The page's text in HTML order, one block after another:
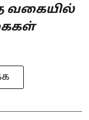
வகையில்